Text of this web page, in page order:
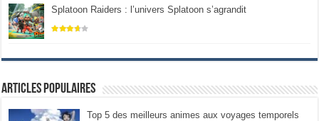
Splatoon Raiders : l’univers Splatoon s’agrandit
Articles populaires
Top 5 des meilleurs animes aux voyages temporels